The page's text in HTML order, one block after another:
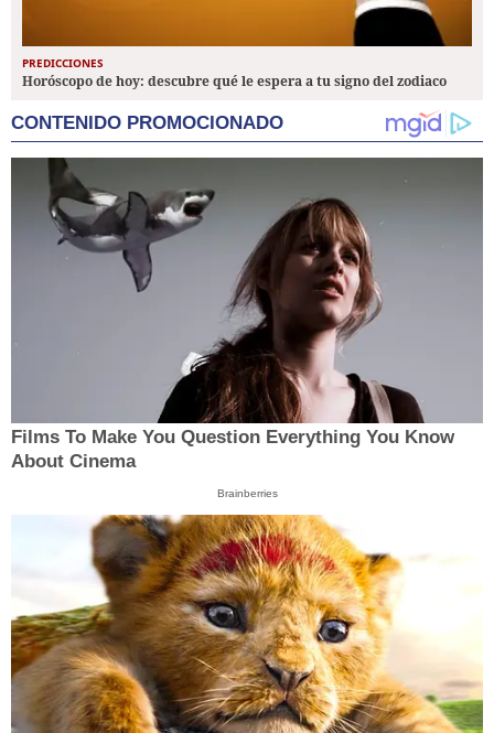
PREDICCIONES
Horóscopo de hoy: descubre qué le espera a tu signo del zodiaco
CONTENIDO PROMOCIONADO
Films To Make You Question Everything You Know
About Cinema
Brainberries